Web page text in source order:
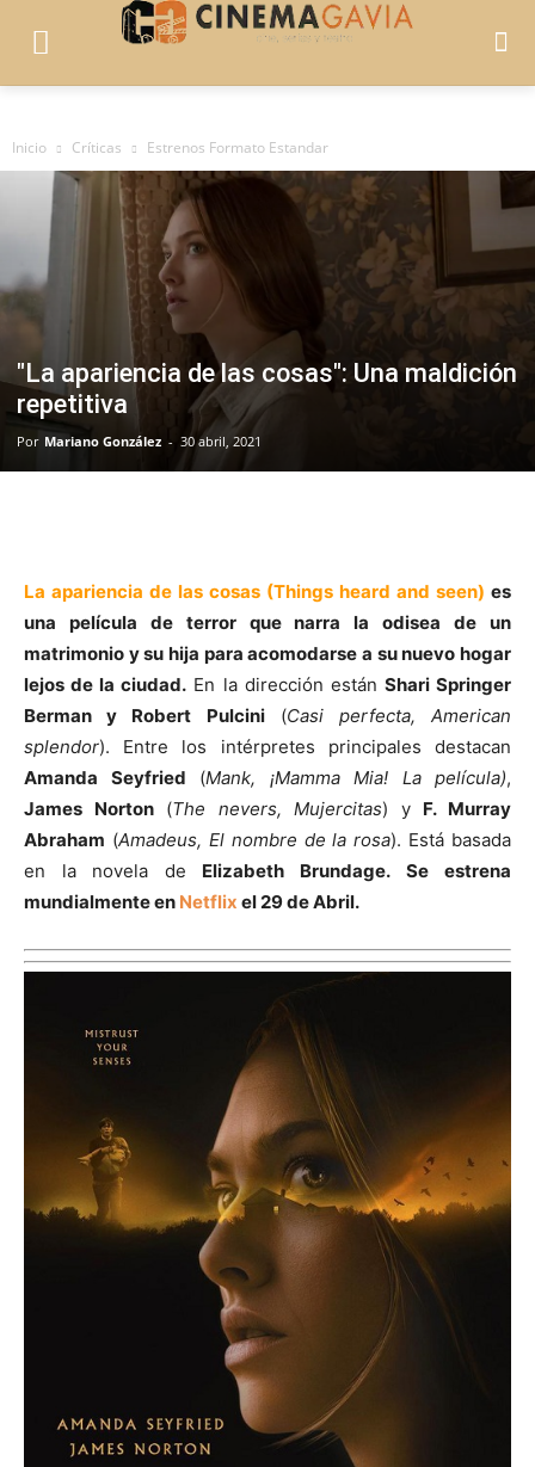
Inicio Críticas Estrenos Formato Estandar
"La apariencia de las cosas": Una maldición
repetitiva
Por Mariano González - 30 abril, 2021
La apariencia de las cosas (Things heard and seen) es
una película de terror que narra la odisea de un
matrimonio y su hija para acomodarse a su nuevo hogar
lejos de la ciudad. En la dirección están Shari Springer
Berman y Robert Pulcini(Casi perfecta, American
splendor). Entre los intérpretes principales destacan
Amanda Seyfried (Mank, ¡Mamma Mia! La película),
James Norton(The nevers, Mujercitas) y F. Murray
Abraham (Amadeus, El nombre de la rosa). Está basada
en la novela de Elizabeth Brundage.
Se estrena
mundialmente en Netflix el 29 de Abril.